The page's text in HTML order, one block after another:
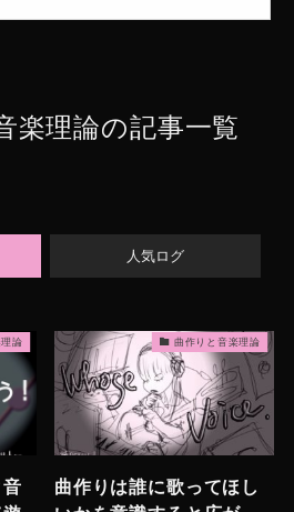
楽理論の記事一覧
人気ログ
論 曲作りと音楽理論
曲作りは誰に歌ってほし